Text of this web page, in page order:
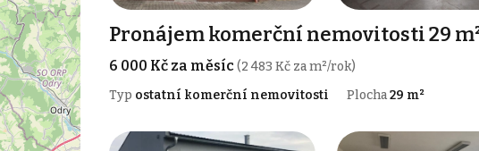
Pronájem komerční nemovitosti 29
6 000 Kč za měsíc(2 483 Kč za m²/rok)
Typ ostatní komerční nemovitosti Plocha29 m²